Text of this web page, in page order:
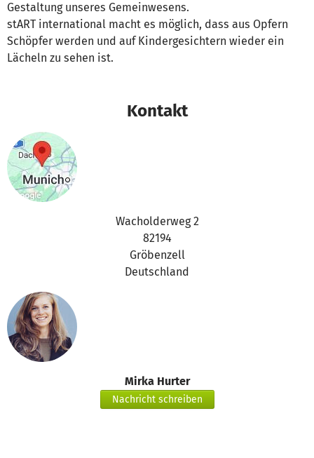
Gestaltung unseres Gemeinwesens.
stART international macht es möglich, dass aus Opfern
Schöpfer werden und auf Kindergesichtern wieder ein
Lächeln zu sehen ist.
Kontakt
Wacholderweg 2
82194
Gröbenzell
Deutschland
Mirka Hurter
Nachricht schreiben